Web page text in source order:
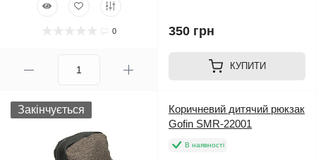
0 350 грн
КУПИТИ
Закінчується
Коричневий дитячий рюкзак
Gofin SMR-22001
В наявності